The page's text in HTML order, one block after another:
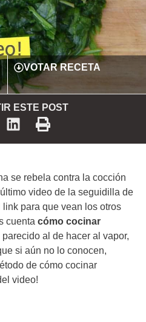
VOTAR RECETA
ESTE POST
se rebela contra la cocción
video de la seguidilla de
para que vean los otros
cuenta cómo cocinar
al de hacer al vapor,
si aún no lo conocen,
de cómo cocinar
video!